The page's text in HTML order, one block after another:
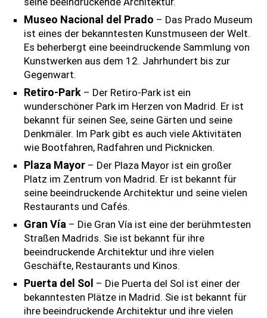
Museo Nacional del Prado – Das Prado Museum
ist eines der bekanntesten Kunstmuseen der Welt.
Es beherbergt eine beeindruckende Sammlung von
Kunstwerken aus dem 12. Jahrhundert bis zur
Gegenwart.
Retiro-Park – Der Retiro-Park ist ein
wunderschöner Park im Herzen von Madrid. Er ist
bekannt für seinen See, seine Gärten und seine
Denkmäler. Im Park gibt es auch viele Aktivitäten
wie Bootfahren, Radfahren und Picknicken.
Plaza Mayor – Der Plaza Mayor ist ein großer
Platz im Zentrum von Madrid. Er ist bekannt für
seine beeindruckende Architektur und seine vielen
Restaurants und Cafés.
Gran Vía – Die Gran Vía ist eine der berühmtesten
Straßen Madrids. Sie ist bekannt für ihre
beeindruckende Architektur und ihre vielen
Geschäfte, Restaurants und Kinos.
Puerta del Sol – Die Puerta del Sol ist einer der
bekanntesten Plätze in Madrid. Sie ist bekannt für
ihre beeindruckende Architektur und ihre vielen